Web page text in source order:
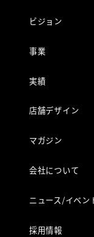
ビジョン
事業
実績
店舗デザイン
マガジン
会社について
ニュース/イベン
採用情報